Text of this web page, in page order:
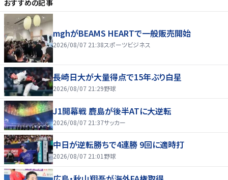
おすすめの記事
mghがBEAMS HEARTで一般販売開始
2026/08/07 21:38スポーツビジネス
長崎日大が大量得点で15年ぶり白星
2026/08/07 21:29野球
J1開幕戦 鹿島が後半ATに大逆転
2026/08/07 21:37サッカー
中日が逆転勝ちで4連勝 9回に適時打
2026/08/07 21:01 野球